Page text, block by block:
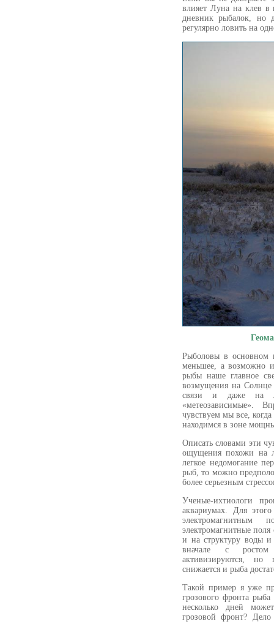
влияет Луна на клев в
дневник рыбалок, но
регулярно ловить на
Рыболовы в основном
меньшее, а возможно и
рыбы наше главное
возмущения на Солнце
связи и даже на
«метеозависимые».
чувствуем мы все,
находимся в зоне
Описать словами эти
ощущения похожи на
легкое недомогание
рыб, то можно
более серьезным
Ученые-ихтиологи
аквариумах. Для
электромагнитным
электромагнитные
и на структуру воды
вначале с ростом
активизируются, но
снижается и рыба
Такой пример я уже
грозового фронта рыба
несколько дней
грозовой фронт?